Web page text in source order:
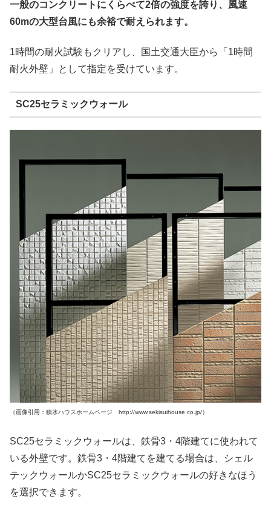
一般のコンクリートにくらべて2倍の強度を誇り、風速
60mの大型台風にも余裕で耐えられます。
1時間の耐火試験もクリアし、国土交通大臣から「1時間
耐火外壁」として指定を受けています。
SC25セラミックウォール
（画像引用：積水ハウスホームページ http://www.sekisuihouse.co.jp/）
SC25セラミックウォールは、鉄骨3・4階建てに使われて
いる外壁です。鉄骨3・4階建てを建てる場合は、シェル
テックウォールかSC25セラミックウォールの好きなほう
を選択できます。